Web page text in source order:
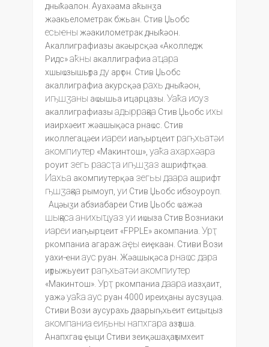
дныҟәалон. Ауахәама аҟынӡа
жәакьелометрак бжьан. Стив Џьобс
есыҽны жәакилометрак дныҟәон.
Акаллиграфиазы акәырсқәа «Аколледж
Ридс»аҟны акаллиграфиа аҵара
хшыҩзышьҭра ду арҭон. Стив Џьобс
акаллиграфиа акурсқәа рахь дныҟәон,
иҧшӡаны аҩышьа иҵарцазы. Уаҟа иоуз
акаллиграфиазы адыррақәа Стив Џьобс ихы
иаирхәеит жәашықәса рнаҩс. Стив
иколлегацәеи иареи иаҧырҵеит раҧхьатәи
акомпиутер «Макинтош», уаҟа ахархәара
роуит зегь раасҭа иҧшӡаз ашрифтқәа.
Иахьа акомпиутерқәа зегьы даара ашрифт
ҧшӡақәа рымоуп, уи Стив Џьобс ибзоуроуп.
Ацәыӡи абзиабареи Стив Џьобс ҩажәа
шықәса анихыҵуаз уи иҩыза Стив Возниаки
иареи иаҧырҵеит «FPPLE» акомпаниа. Урҭ
ркомпаниа агараж аҿы еиҿкаан. Стиви Вози
уахи-ҽни аус руан. Жәашықәса рнаҩс дара
иҭрыжьуеит раҧхьатәи акомпиутер
«Макинтош». Урҭ ркомпаниа даара иазҳаит,
уажәуаҟа аус руан 4000 иреиҳаны аусзуцәа.
Стиви Вози аусурахь даарыҧхьеит еиҵыҵыз
акомпаниа еиҕьны напхгара азҭаша.
Анапхгаҩ ҿыци Стиви зеиқәшаҳаҭымхеит